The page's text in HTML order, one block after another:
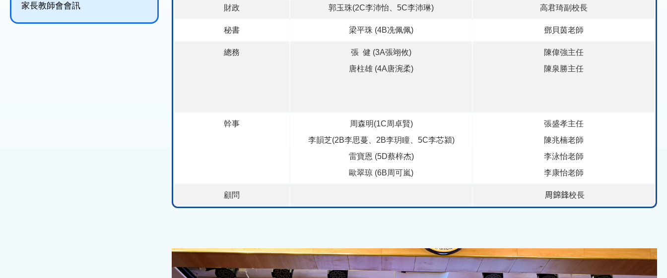
財政 郭玉珠(2C李沛怡、5C李沛琳) 高君琦副校長
秘書 梁平珠 (4B冼佩佩) 鄧貝茵老師
總務
張 健 (3A張翊攸)
唐柱雄 (4A唐涴柔)
陳偉強主任
陳泉勝主任
幹事
周森明(1C周卓賢)
李韻芝(2B李思蔓、2B李玥瞳、5C李芯潁)
雷寶恩 (5D蔡梓杰)
歐翠琼 (6B周可嵐)
張盛孝主任
陳兆楠老師
李泳怡老師
李康怡老師
顧問 周錦鋒校長
家長教師會會訊